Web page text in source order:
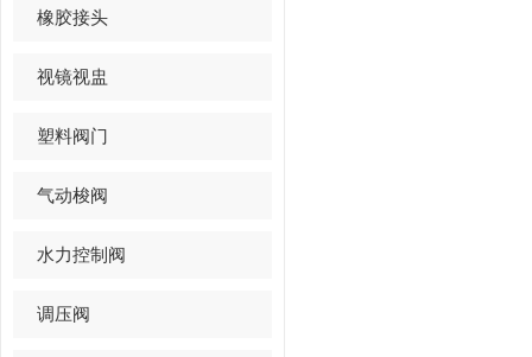
橡胶接头
视镜视盅
塑料阀门
气动梭阀
水力控制阀
调压阀